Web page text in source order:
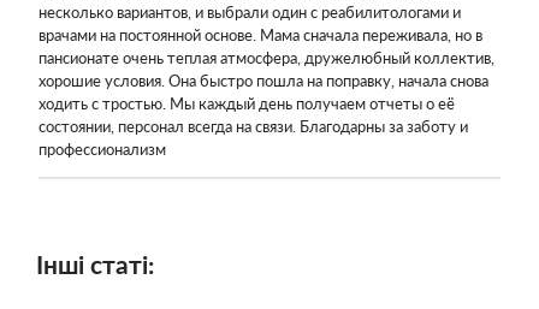
несколько вариантов, и выбрали один с реабилитологами и
врачами на постоянной основе. Мама сначала переживала, но в
пансионате очень теплая атмосфера, дружелюбный коллектив,
хорошие условия. Она быстро пошла на поправку, начала снова
ходить с тростью. Мы каждый день получаем отчеты о её
состоянии, персонал всегда на связи. Благодарны за заботу и
профессионализм
Інші статі: